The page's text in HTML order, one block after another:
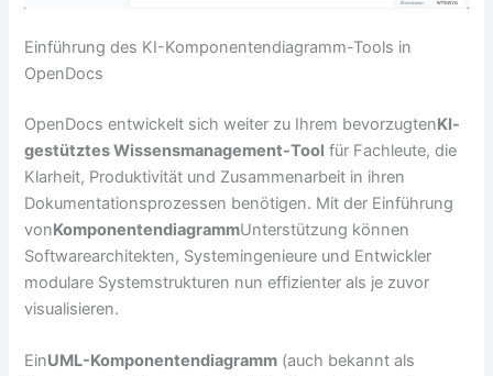
Einführung des KI-Komponentendiagramm-Tools in
OpenDocs
OpenDocs entwickelt sich weiter zu Ihrem bevorzugtenKI-
gestütztes Wissensmanagement-Tool für Fachleute, die
Klarheit, Produktivität und Zusammenarbeit in ihren
Dokumentationsprozessen benötigen. Mit der Einführung
vonKomponentendiagrammUnterstützung können
Softwarearchitekten, Systemingenieure und Entwickler
modulare Systemstrukturen nun effizienter als je zuvor
visualisieren.
EinUML-Komponentendiagramm (auch bekannt als